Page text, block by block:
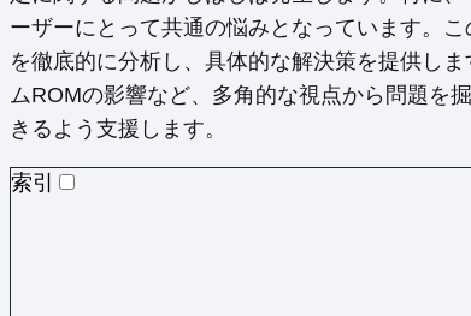
ーザーにとって共通の悩みとなっています。
を徹底的に分析し、具体的な解決策を提供し
ムROMの影響など、多角的な視点から問題を
きるよう支援します。
索引